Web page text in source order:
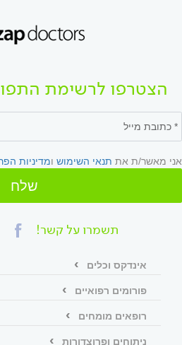
הצטרפו לרשימת
אני מאשר/ת את תנאי השימוש ומדיניות
שלח
תשמרו על קשר!
אינדקס וכלים
פורומים רפואיים
רופאים מומחים
ניתוחים ופרוצדורות